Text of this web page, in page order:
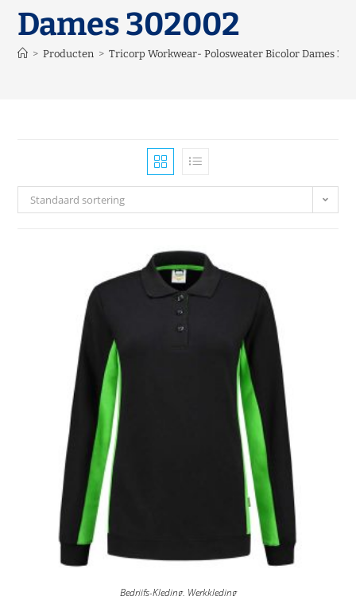
Dames 302002
> Producten > Tricorp Workwear- Polosweater Bicolor Dames
Standaard sortering
Bedrijfs-Kleding, Werkkleding